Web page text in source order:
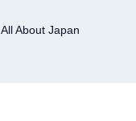
All About Japan